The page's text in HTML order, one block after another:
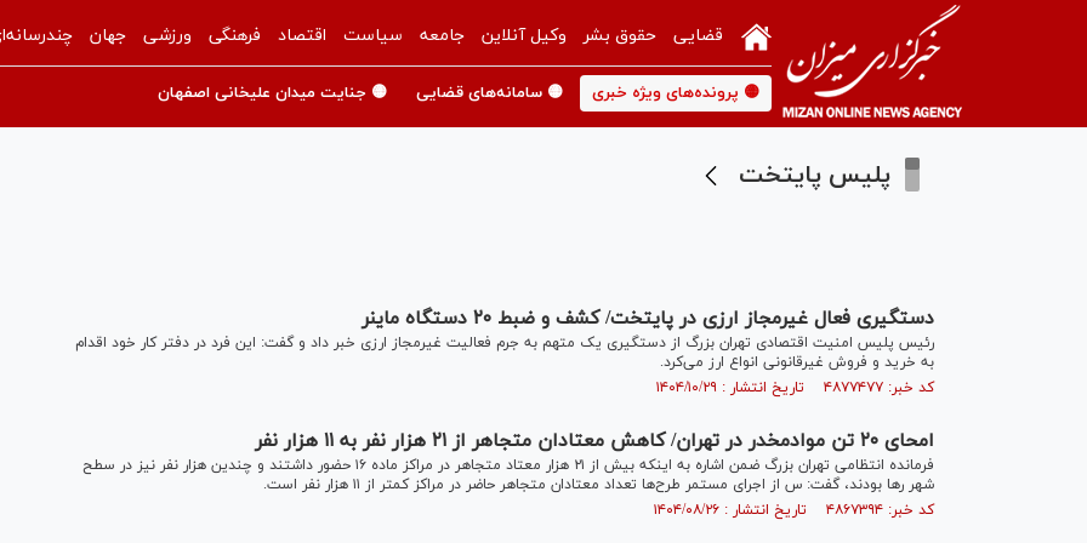
قضایی حقوق بشر وکیل آنلاین جامعه سیاست اقتصاد فرهنگی ورزشی جهان
🟡 پرونده‌های ویژه خبری 🟡 سامانه‌های قضایی 🟡 جنایت میدان علیخانی اصفهان
پلیس پایتخت
دستگیری فعال غیرمجاز ارزی در پایتخت/ کشف و ضبط ۲۰ دستگاه ماینر
رئیس پلیس امنیت اقتصادی تهران بزرگ از دستگیری یک متهم به جرم فعالیت غیرمجاز ارزی خبر داد و گفت: این فرد در دفتر کار خود اقدام
به خرید و فروش غیرقانونی انواع ارز می‌کرد.
کد خبر: ۴۸۷۷۴۷۷ تاریخ انتشار : ۱۴۰۴/۱۰/۲۹
امحای ۲۰ تن موادمخدر در تهران/ کاهش معتادان متجاهر از ۲۱ هزار نفر به ۱۱ هزار نفر
فرمانده انتظامی تهران بزرگ ضمن اشاره به اینکه بیش از ۲۱ هزار معتاد متجاهر در مراکز ماده ۱۶ حضور داشتند و چندین هزار نفر نیز در سطح
شهر رها بودند، گفت: س از اجرای مستمر طرح‌ها تعداد معتادان متجاهر حاضر در مراکز کمتر از ۱۱ هزار نفر است.
کد خبر: ۴۸۶۷۳۹۴ تاریخ انتشار : ۱۴۰۴/۰۸/۲۶